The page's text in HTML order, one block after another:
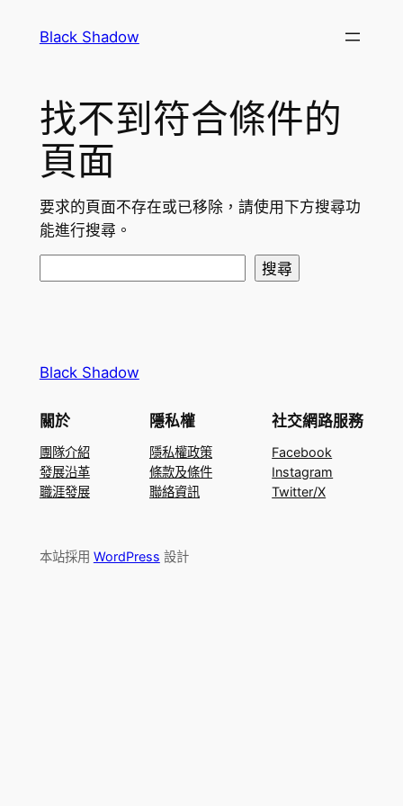
Black Shadow
找不到符合條件的
頁面
要求的頁面不存在或已移除，請使用下方搜尋功
能進行搜尋。
搜尋
Black Shadow
關於
團隊介紹
發展沿革
職涯發展
隱私權
隱私權政策
條款及條件
聯絡資訊
社交網路服務
Facebook
Instagram
Twitter/X
本站採用 WordPress 設計